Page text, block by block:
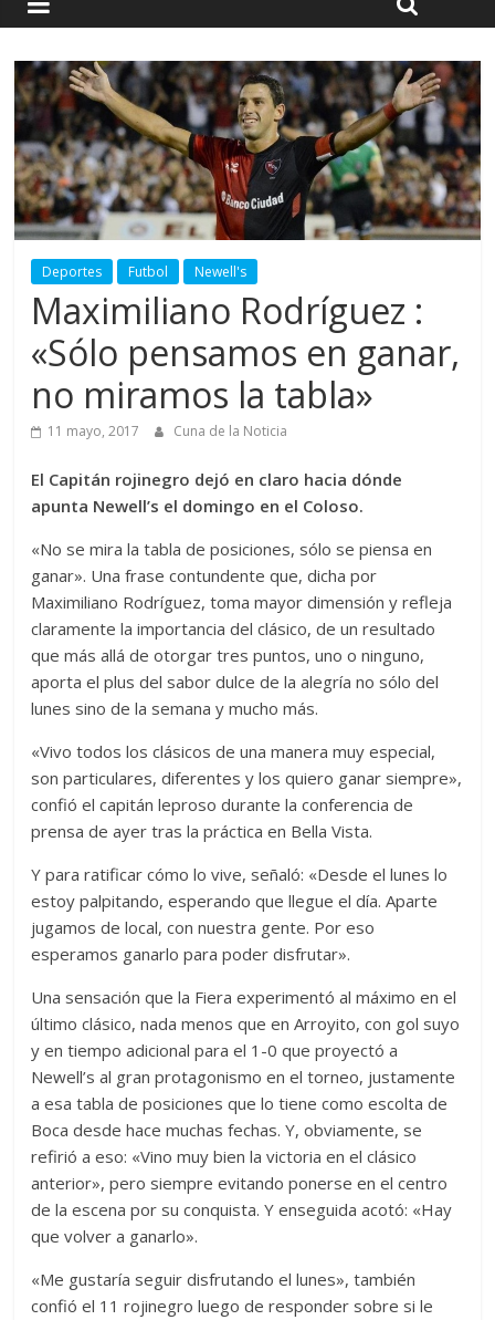
Deportes Futbol Newell's
Maximiliano Rodríguez :
«Sólo pensamos en ganar,
no miramos la tabla»
11 mayo, 2017 Cuna de la Noticia
El Capitán rojinegro dejó en claro hacia dónde
apunta Newell’s el domingo en el Coloso.
«No se mira la tabla de posiciones, sólo se piensa en
ganar». Una frase contundente que, dicha por
Maximiliano Rodríguez, toma mayor dimensión y refleja
claramente la importancia del clásico, de un resultado
que más allá de otorgar tres puntos, uno o ninguno,
aporta el plus del sabor dulce de la alegría no sólo del
lunes sino de la semana y mucho más.
«Vivo todos los clásicos de una manera muy especial,
son particulares, diferentes y los quiero ganar siempre»,
confió el capitán leproso durante la conferencia de
prensa de ayer tras la práctica en Bella Vista.
Y para ratificar cómo lo vive, señaló: «Desde el lunes lo
estoy palpitando, esperando que llegue el día. Aparte
jugamos de local, con nuestra gente. Por eso
esperamos ganarlo para poder disfrutar».
Una sensación que la Fiera experimentó al máximo en el
último clásico, nada menos que en Arroyito, con gol suyo
y en tiempo adicional para el 1-0 que proyectó a
Newell’s al gran protagonismo en el torneo, justamente
a esa tabla de posiciones que lo tiene como escolta de
Boca desde hace muchas fechas. Y, obviamente, se
refirió a eso: «Vino muy bien la victoria en el clásico
anterior», pero siempre evitando ponerse en el centro
de la escena por su conquista. Y enseguida acotó: «Hay
que volver a ganarlo».
«Me gustaría seguir disfrutando el lunes», también
confió el 11 rojinegro luego de responder sobre si le